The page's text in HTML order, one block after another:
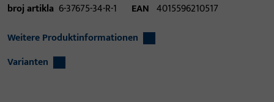
broj artikla 6-37675-34-R-1 EAN 4015596210517
Weitere Produktinformationen
Varianten